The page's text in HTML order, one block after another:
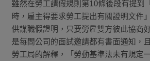
雖然在勞工請假規則第10條後段有提到
時，雇主得要求勞工提出有關證明文件
供謀職假證明，只要勞雇雙方彼此協商
是每間公司的面試邀請都有書面通知，
勞工局的解釋，「勞動基準法未有規定